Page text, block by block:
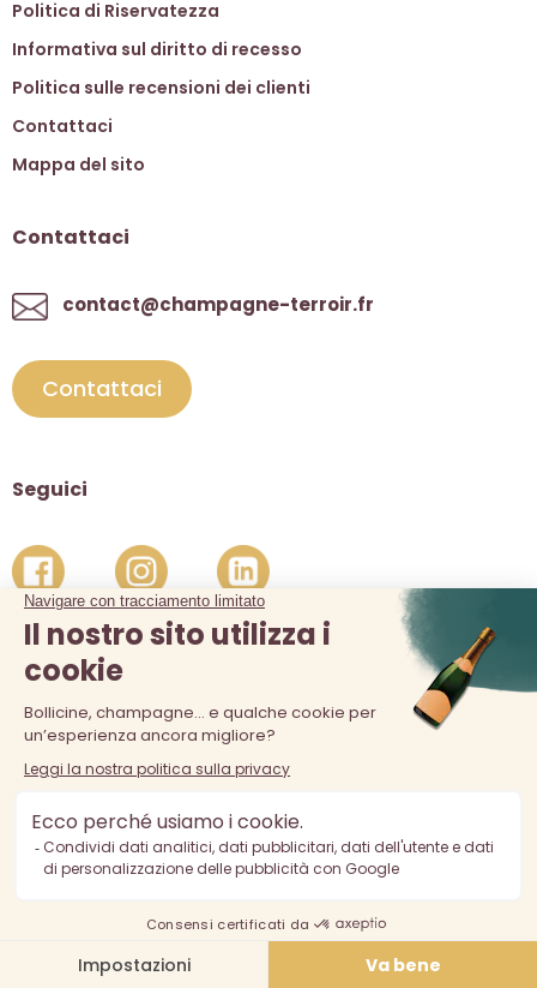
Politica di Riservatezza
Informativa sul diritto di recesso
Politica sulle recensioni dei clienti
Contattaci
Mappa del sito
Contattaci
contact@champagne-terroir.fr
Contattaci
Seguici
La vendita di alcolici è vietata ai minori di 18 anni. L'abuso di